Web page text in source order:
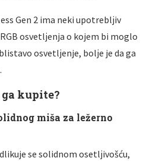
Gen 2 ima neki upotreblјiv
osvetlјenja o kojem bi moglo
osvetlјenje, bolјe je da ga
kupite?
miša za ležerno
se solidnom osetlјivošću,